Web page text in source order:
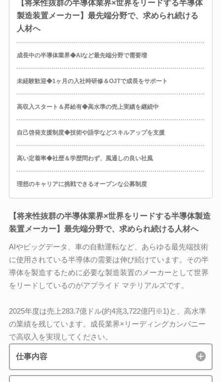
【将来性抜群の半導体業界×世界をリードする半導体
製造装置メーカー】最先端分野で、求められ続ける
人材へ
成長中の半導体業界◆AIなど最先端分野で需要増
未経験歓迎◆1ヶ月の入社時研修＆OJTで成長をサポート
高収入スタート＆昇給有◆高水準の売上実績を継続中
自己啓発支援制度◆技術や語学などスキルアップを支援
高い定着率◆社歴＆学歴問わず、風通しの良い社風
理想のキャリアに挑戦できるオープンな公募制度
【将来性抜群の半導体業界×世界をリードする半導体製造
装置メーカー】最先端分野で、求められ続ける人材へ
AIやビッグデータ、車の自動運転など、あらゆる最先端技術
に使用されている半導体の需要は伸び続けています。その半
導体を製造するために必要な製造装置のメーカーとして世界
をリードしているのがアプライド マテリアルズです。
2025年度は売上283.7億ドル(約4兆3,722億円※1)と、高水準
の業績を残しています。成長業界×リーディングカンパニー
で高収入を実現してください。
仕事内容